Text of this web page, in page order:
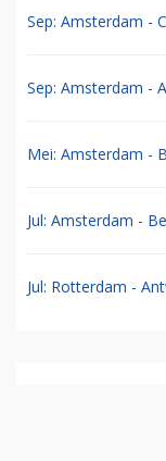
Sep: Amsterdam -
Sep: Amsterdam -
Mei: Amsterdam -
Jul: Amsterdam -
Jul: Rotterdam -